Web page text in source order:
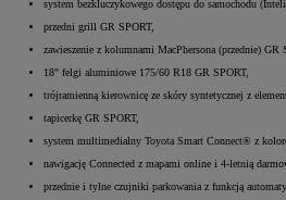
system bezkluczykowego dostępu do samochodu
przedni grill GR SPORT,
zawieszenie z kolumnami MacPhersona (przednie) GR
18" felgi aluminiowe 175/60 R18 GR SPORT,
trójramienną kierownicę ze skóry syntetycznej z
tapicerkę GR SPORT,
system multimedialny Toyota Smart Connect® z
nawigację Connected z mapami online i 4-letnią
przednie i tylne czujniki parkowania z funkcją